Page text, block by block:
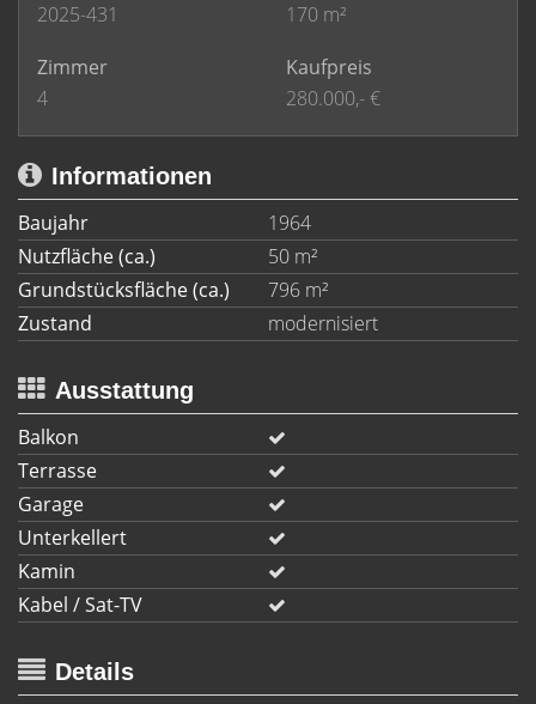
2025-431
170 m²
Zimmer
4
Kaufpreis
280.000,- €
Informationen
Baujahr
1964
Nutzfläche (ca.)
50 m²
Grundstücksfläche (ca.)
796 m²
Zustand
modernisiert
Ausstattung
Balkon
Terrasse
Garage
Unterkellert
Kamin
Kabel / Sat-TV
Details